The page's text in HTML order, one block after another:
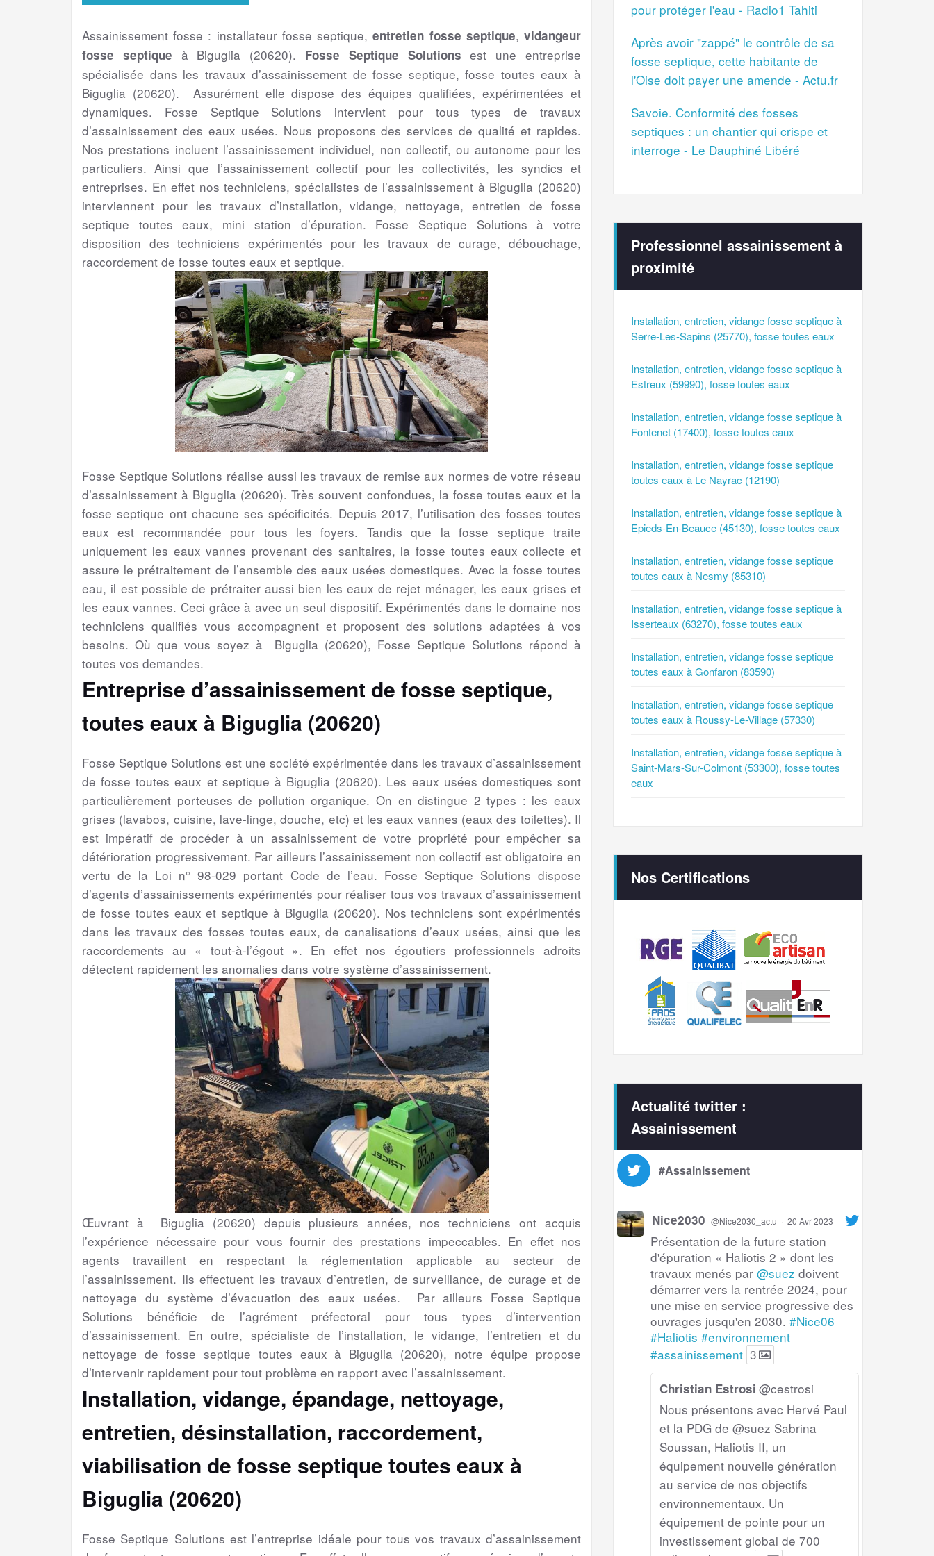
Assainissement fosse : installateur fosse septique,entretien fosse septique,vidangeur
fosse septique à Biguglia (20620). Fosse Septique Solutions est une entreprise
spécialisée dans les travaux d’assainissement de fosse septique, fosse toutes eaux à
Biguglia (20620). Assurément elle dispose des équipes qualifiées, expérimentées et
dynamiques. Fosse Septique Solutions intervient pour tous types de travaux
d’assainissement des eaux usées. Nous proposons des services de qualité et rapides.
Nos prestations incluent l’assainissement individuel, non collectif, ou autonome pour les
particuliers. Ainsi que l’assainissement collectif pour les collectivités, les syndics et
entreprises. En effet nos techniciens, spécialistes de l’assainissement à Biguglia (20620)
interviennent pour les travaux d’installation, vidange, nettoyage, entretien de fosse
septique toutes eaux, mini station d’épuration. Fosse Septique Solutions à votre
disposition des techniciens expérimentés pour les travaux de curage, débouchage,
raccordement de fosse toutes eaux et septique.
Fosse Septique Solutions réalise aussi les travaux de remise aux normes de votre réseau
d’assainissement à Biguglia (20620). Très souvent confondues, la fosse toutes eaux et la
fosse septique ont chacune ses spécificités. Depuis 2017, l’utilisation des fosses toutes
eaux est recommandée pour tous les foyers. Tandis que la fosse septique traite
uniquement les eaux vannes provenant des sanitaires, la fosse toutes eaux collecte et
assure le prétraitement de l’ensemble des eaux usées domestiques. Avec la fosse toutes
eau, il est possible de prétraiter aussi bien les eaux de rejet ménager, les eaux grises et
les eaux vannes. Ceci grâce à avec un seul dispositif. Expérimentés dans le domaine nos
techniciens qualifiés vous accompagnent et proposent des solutions adaptées à vos
besoins. Où que vous soyez à Biguglia (20620), Fosse Septique Solutions répond à
toutes vos demandes.
Entreprise d’assainissement de fosse septique,
toutes eaux à Biguglia (20620)
Fosse Septique Solutions est une société expérimentée dans les travaux d’assainissement
de fosse toutes eaux et septique à Biguglia (20620). Les eaux usées domestiques sont
particulièrement porteuses de pollution organique. On en distingue 2 types : les eaux
grises (lavabos, cuisine, lave-linge, douche, etc) et les eaux vannes (eaux des toilettes). Il
est impératif de procéder à un assainissement de votre propriété pour empêcher sa
détérioration progressivement. Par ailleurs l’assainissement non collectif est obligatoire en
vertu de la Loi n° 98-029 portant Code de l’eau. Fosse Septique Solutions dispose
d’agents d’assainissements expérimentés pour réaliser tous vos travaux d’assainissement
de fosse toutes eaux et septique à Biguglia (20620). Nos techniciens sont expérimentés
dans les travaux des fosses toutes eaux, de canalisations d’eaux usées, ainsi que les
raccordements au « tout-à-l’égout ». En effet nos égoutiers professionnels adroits
détectent rapidement les anomalies dans votre système d’assainissement.
Œuvrant à Biguglia (20620) depuis plusieurs années, nos techniciens ont acquis
l’expérience nécessaire pour vous fournir des prestations impeccables. En effet nos
agents travaillent en respectant la réglementation applicable au secteur de
l’assainissement. Ils effectuent les travaux d’entretien, de surveillance, de curage et de
nettoyage du système d’évacuation des eaux usées. Par ailleurs Fosse Septique
Solutions bénéficie de l’agrément préfectoral pour tous types d’intervention
d’assainissement. En outre, spécialiste de l’installation, le vidange, l’entretien et du
nettoyage de fosse septique toutes eaux à Biguglia (20620), notre équipe propose
d’intervenir rapidement pour tout problème en rapport avec l’assainissement.
Installation, vidange, épandage, nettoyage,
entretien, désinstallation, raccordement,
viabilisation de fosse septique toutes eaux à
Biguglia (20620)
Fosse Septique Solutions est l’entreprise idéale pour tous vos travaux d’assainissement
pour protéger l'eau - Radio1 Tahiti
Après avoir "zappé" le contrôle de sa
fosse septique, cette habitante de
l'Oise doit payer une amende - Actu.fr
Savoie. Conformité des fosses
septiques : un chantier qui crispe et
interroge - Le Dauphiné Libéré
Professionnel assainissement à
proximité
Installation, entretien, vidange fosse septique à
Serre-Les-Sapins (25770), fosse toutes eaux
Installation, entretien, vidange fosse septique à
Estreux (59990), fosse toutes eaux
Installation, entretien, vidange fosse septique à
Fontenet (17400), fosse toutes eaux
Installation, entretien, vidange fosse septique
toutes eaux à Le Nayrac (12190)
Installation, entretien, vidange fosse septique à
Epieds-En-Beauce (45130), fosse toutes eaux
Installation, entretien, vidange fosse septique
toutes eaux à Nesmy (85310)
Installation, entretien, vidange fosse septique à
Isserteaux (63270), fosse toutes eaux
Installation, entretien, vidange fosse septique
toutes eaux à Gonfaron (83590)
Installation, entretien, vidange fosse septique
toutes eaux à Roussy-Le-Village (57330)
Installation, entretien, vidange fosse septique à
Saint-Mars-Sur-Colmont (53300), fosse toutes
eaux
Nos Certifications
Actualité twitter :
Assainissement
#Assainissement
Nice2030 @Nice2030_actu · 20 Avr 2023
Présentation de la future station
d'épuration « Haliotis 2 » dont les
travaux menés par @suez doivent
démarrer vers la rentrée 2024, pour
une mise en service progressive des
ouvrages jusqu'en 2030. #Nice06
#Haliotis #environnement
#assainissement 3
Christian Estrosi @cestrosi
Nous présentons avec Hervé Paul
et la PDG de @suez Sabrina
Soussan, Haliotis II, un
équipement nouvelle génération
au service de nos objectifs
environnementaux. Un
équipement de pointe pour un
investissement global de 700